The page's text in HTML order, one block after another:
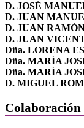
D. JOSÉ
D. JUAN
D. JUAN
D. JUAN
Dña. LORENA
Dña. MARÍA
Dña. MARÍA
D. MIGUEL
Colaboración